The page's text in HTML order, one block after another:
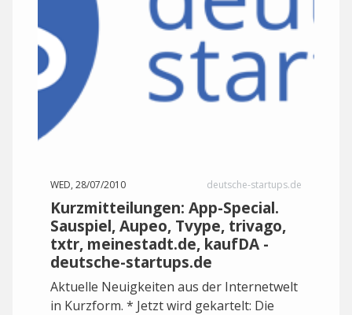
WED, 28/07/2010 deutsche-startups.de
Kurzmitteilungen: App-Special.
Sauspiel, Aupeo, Tvype, trivago,
txtr, meinestadt.de, kaufDA -
deutsche-startups.de
Aktuelle Neuigkeiten aus der Internetwelt
in Kurzform. * Jetzt wird gekartelt: Die